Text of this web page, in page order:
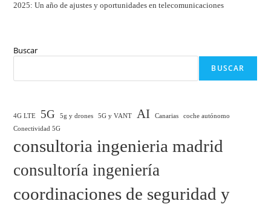
2025: Un año de ajustes y oportunidades en telecomunicaciones
Buscar
BUSCAR
4G LTE 5G 5g y drones 5G y VANT AI Canarias
coche autónomo
Conectividad 5G
consultoria ingenieria madrid
consultoría ingeniería
coordinaciones de seguridad y